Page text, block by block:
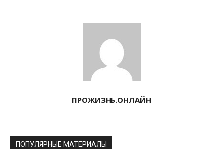
ПРОЖИЗНЬ.ОНЛАЙН
ПОПУЛЯРНЫЕ МАТЕРИАЛЫ